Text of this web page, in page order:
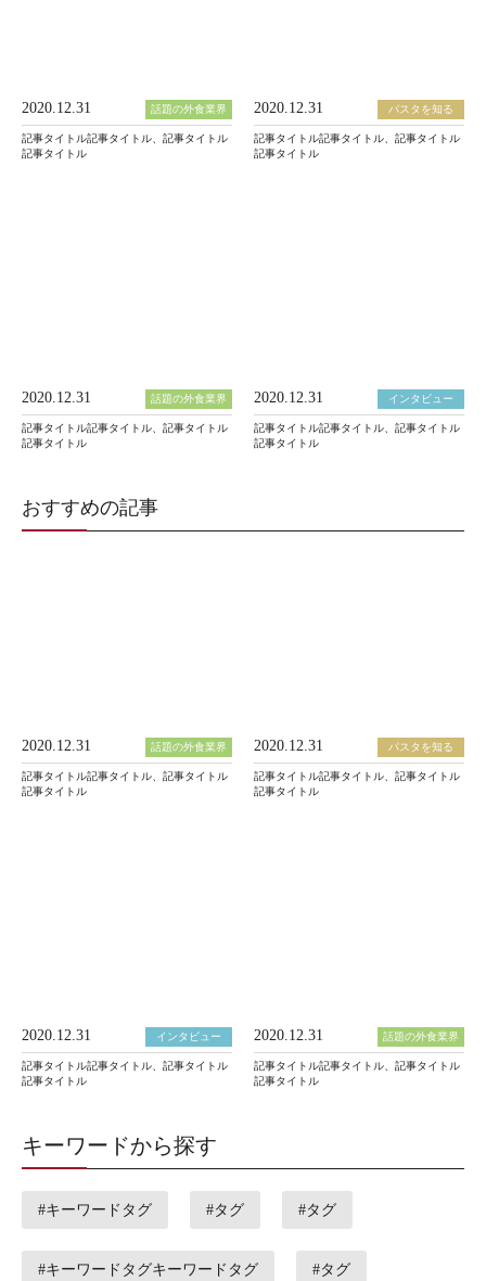
2020.12.31 話題の外食業界
記事タイトル記事タイトル、記事タイトル
記事タイトル
2020.12.31 パスタを知る
記事タイトル記事タイトル、記事タイトル
記事タイトル
2020.12.31 話題の外食業界
記事タイトル記事タイトル、記事タイトル
記事タイトル
2020.12.31 インタビュー
記事タイトル記事タイトル、記事タイトル
記事タイトル
おすすめの記事
2020.12.31 話題の外食業界
記事タイトル記事タイトル、記事タイトル
記事タイトル
2020.12.31 パスタを知る
記事タイトル記事タイトル、記事タイトル
記事タイトル
2020.12.31 インタビュー
記事タイトル記事タイトル、記事タイトル
記事タイトル
2020.12.31 話題の外食業界
記事タイトル記事タイトル、記事タイトル
記事タイトル
キーワードから探す
#キーワードタグ #タグ #タグ
#キーワードタグキーワードタグ #タグ